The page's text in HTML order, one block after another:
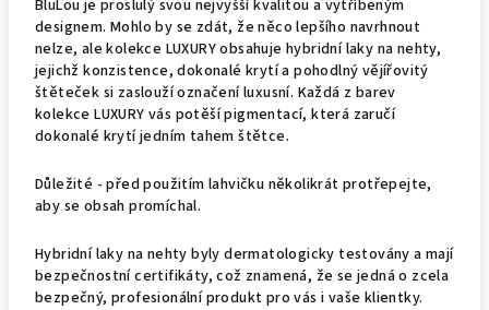
BluLou je proslulý svou nejvyšší kvalitou a vytříbeným
designem. Mohlo by se zdát, že něco lepšího navrhnout
nelze, ale kolekce LUXURY obsahuje hybridní laky na nehty,
jejichž konzistence, dokonalé krytí a pohodlný vějířovitý
štěteček si zaslouží označení luxusní. Každá z barev
kolekce LUXURY vás potěší pigmentací, která zaručí
dokonalé krytí jedním tahem štětce.
Důležité - před použitím lahvičku několikrát protřepejte,
aby se obsah promíchal.
Hybridní laky na nehty byly dermatologicky testovány a mají
bezpečnostní certifikáty, což znamená, že se jedná o zcela
bezpečný, profesionální produkt pro vás i vaše klientky.